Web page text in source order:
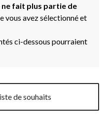
ne fait plus partie de
vous avez sélectionné et
ci-dessous pourraient
de souhaits